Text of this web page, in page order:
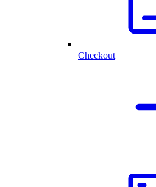
Checkout